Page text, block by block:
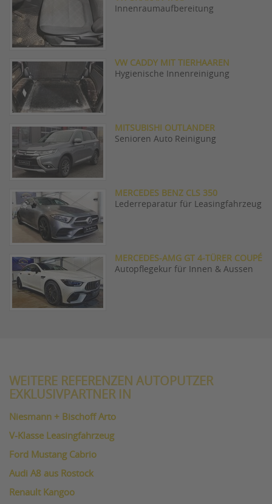
Innenraumaufbereitung
VW CADDY MIT TIERHAAREN
Hygienische Innenreinigung
MITSUBISHI OUTLANDER
Senioren Auto Reinigung
MERCEDES BENZ CLS 350
Lederreparatur für Leasingfahrzeug
MERCEDES-AMG GT 4-TÜRER COUPÉ
Autopflegekur für Innen & Aussen
WEITERE REFERENZEN AUTOPUTZER
EXKLUSIVPARTNER IN
Niesmann + Bischoff Arto
V-Klasse Leasingfahrzeug
Ford Mustang Cabrio
Audi A8 aus Rostock
Renault Kangoo